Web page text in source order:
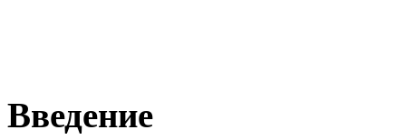
Введение